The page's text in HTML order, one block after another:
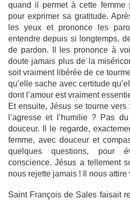
quand il permet à cette femme
pour exprimer sa gratitude.
les yeux et prononce les
entendre depuis si longtemps,
de pardon. Il les prononce à
doute jamais plus de la
soit vraiment libérée de ce
qu’elle sache avec certitude
dont l’amour est vraiment
Et ensuite, Jésus se tourne
l’agresse et l’humilie ? Pas
douceur. Il le regarde,
femme, avec douceur et
quelques questions, pour
conscience. Jésus a tellement
nous rejette jamais ! Il nous attire
Saint François de Sales faisait